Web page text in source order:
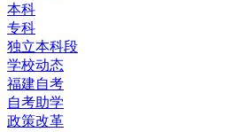
本科
专科
独立本科段
学校动态
福建自考
自考助学
政策改革